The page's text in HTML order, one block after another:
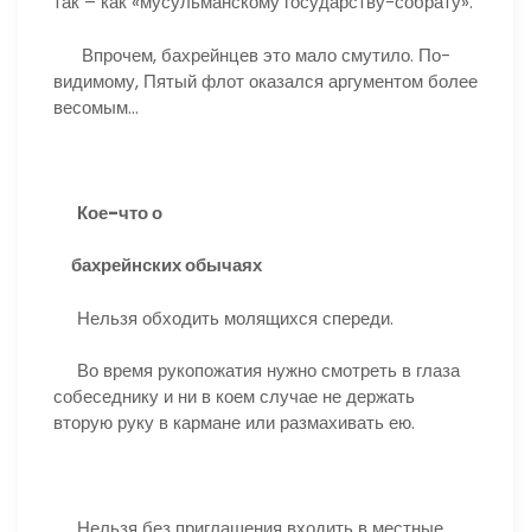
Впрочем, бахрейнцев это мало смутило. По-
видимому, Пятый флот оказался аргументом более
весомым…
Кое-что о
бахрейнских обычаях
Нельзя обходить молящихся спереди.
Во время рукопожатия нужно смотреть в глаза
собеседнику и ни в коем случае не держать
вторую руку в кармане или размахивать ею.